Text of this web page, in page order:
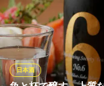
全国の『地酒』をはじ
のお酒「金陵」穏やか
き出した飲むほどに瀬
良く、料理の旨さを引
いちこ」、鹿児島の「鬼
※こちらは夜のみのこだわりです。
日本酒